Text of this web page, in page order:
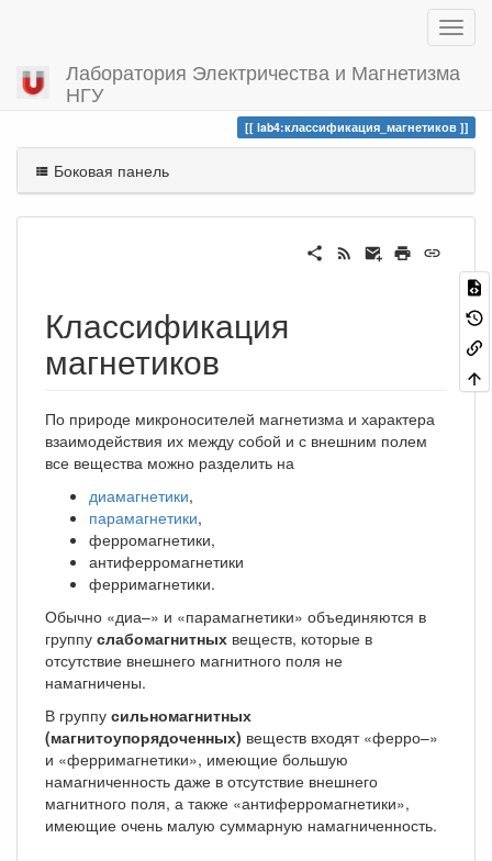
Лаборатория Электричества и Магнетизма
НГУ
Вы посетили
lab4:классификация_магнетиков
Боковая панель
Классификация
магнетиков
По природе микроносителей магнетизма и характера
взаимодействия их между собой и с внешним полем
все вещества можно разделить на
диамагнетики,
парамагнетики,
ферромагнетики,
антиферромагнетики
ферримагнетики.
Обычно «диа–» и «парамагнетики» объединяются в
группу слабомагнитных веществ, которые в
отсутствие внешнего магнитного поля не
намагничены.
В группу сильномагнитных
(магнитоупорядоченных) веществ входят «ферро–»
и «ферримагнетики», имеющие большую
намагниченность даже в отсутствие внешнего
магнитного поля, а также «антиферромагнетики»,
имеющие очень малую суммарную намагниченность.